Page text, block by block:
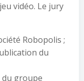
vidéo. Le jury
Robopolis ;
du
du groupe